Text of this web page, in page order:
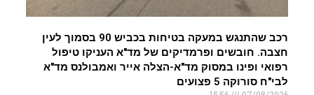
רכב שהתנגש במעקה בטיחות בכביש 90 בסמוך לעין
חצבה. חובשים ופרמדיקים של מד"א העניקו טיפול
רפואי ופינו במסוק מד"א-הצלה אייר ואמבולנס מד"א
לבי"ח סורוקה 5 פצועים